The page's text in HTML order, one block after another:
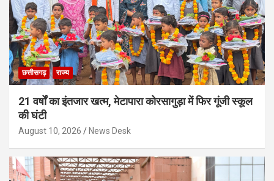
छत्तीसगढ़ राज्य
21 वर्षों का इंतजार खत्म, मेटापारा कोरसागुड़ा में फिर गूंजी स्कूल
की घंटी
August 10, 2026 News Desk